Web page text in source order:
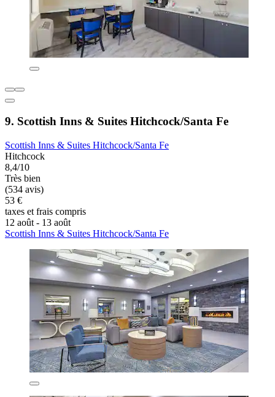
9. Scottish Inns & Suites Hitchcock/Santa Fe
Scottish Inns & Suites Hitchcock/Santa Fe
Hitchcock
8,4/10
Très bien
(534 avis)
53 €
taxes et frais compris
12 août - 13 août
Scottish Inns & Suites Hitchcock/Santa Fe